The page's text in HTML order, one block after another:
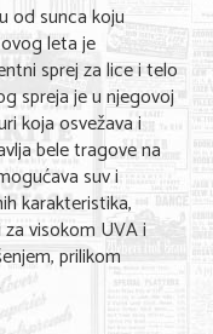
od sunca koju
leta je
sprej za lice i telo
spreja je u njegovoj
koja osvežava i
bele tragove na
suv i
karakteristika,
visokom UVA i
prilikom